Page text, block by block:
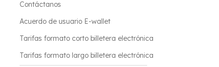
Contáctanos
Acuerdo de usuario E-wallet
Tarifas formato corto billetera electrónica
Tarifas formato largo billetera electrónica